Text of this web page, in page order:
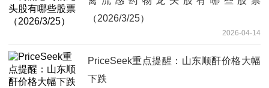
（2026/3/25）
2026-04-14
PriceSeek重点提醒：山东顺酐价格大幅
下跌